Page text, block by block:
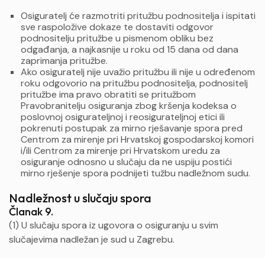
Osiguratelj će razmotriti pritužbu podnositelja i ispitati
sve raspoložive dokaze te dostaviti odgovor
podnositelju pritužbe u pismenom obliku bez
odgađanja, a najkasnije u roku od 15 dana od dana
zaprimanja pritužbe.
Ako osiguratelj nije uvažio pritužbu ili nije u određenom
roku odgovorio na pritužbu podnositelja, podnositelj
pritužbe ima pravo obratiti se pritužbom
Pravobranitelju osiguranja zbog kršenja kodeksa o
poslovnoj osigurateljnoj i reosigurateljnoj etici ili
pokrenuti postupak za mirno rješavanje spora pred
Centrom za mirenje pri Hrvatskoj gospodarskoj komori
i/ili Centrom za mirenje pri Hrvatskom uredu za
osiguranje odnosno u slučaju da ne uspiju postići
mirno rješenje spora podnijeti tužbu nadležnom sudu.
Nadležnost u slučaju spora
Članak 9.
(1) U slučaju spora iz ugovora o osiguranju u svim
slučajevima nadležan je sud u Zagrebu.